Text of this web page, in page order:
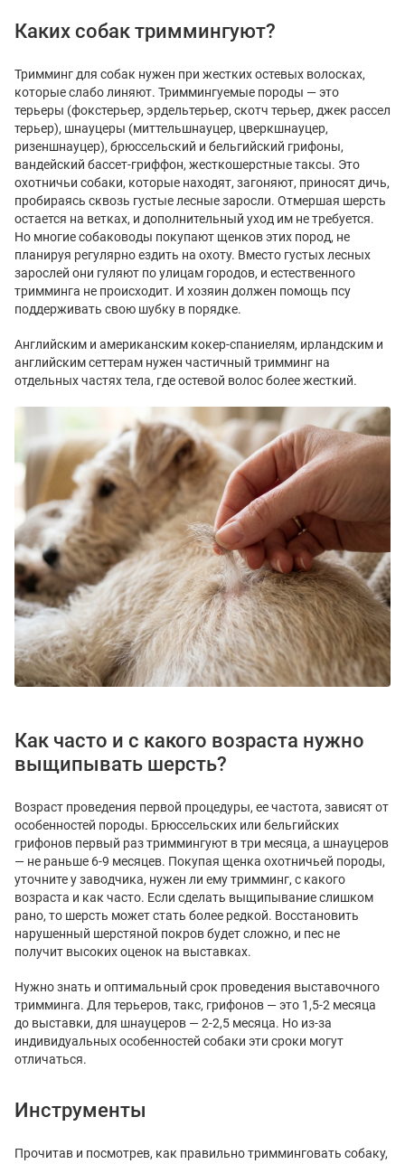
Каких собак триммингуют?
Тримминг для собак нужен при жестких остевых волосках,
которые слабо линяют. Триммингуемые породы — это
терьеры (фокстерьер, эрдельтерьер, скотч терьер, джек рассел
терьер), шнауцеры (миттельшнауцер, цверкшнауцер,
ризеншнауцер), брюссельский и бельгийский грифоны,
вандейский бассет-гриффон, жесткошерстные таксы. Это
охотничьи собаки, которые находят, загоняют, приносят дичь,
пробираясь сквозь густые лесные заросли. Отмершая шерсть
остается на ветках, и дополнительный уход им не требуется.
Но многие собаководы покупают щенков этих пород, не
планируя регулярно ездить на охоту. Вместо густых лесных
зарослей они гуляют по улицам городов, и естественного
тримминга не происходит. И хозяин должен помощь псу
поддерживать свою шубку в порядке.
Английским и американским кокер-спаниелям, ирландским и
английским сеттерам нужен частичный тримминг на
отдельных частях тела, где остевой волос более жесткий.
Как часто и с какого возраста нужно
выщипывать шерсть?
Возраст проведения первой процедуры, ее частота, зависят от
особенностей породы. Брюссельских или бельгийских
грифонов первый раз триммингуют в три месяца, а шнауцеров
— не раньше 6-9 месяцев. Покупая щенка охотничьей породы,
уточните у заводчика, нужен ли ему тримминг, с какого
возраста и как часто. Если сделать выщипывание слишком
рано, то шерсть может стать более редкой. Восстановить
нарушенный шерстяной покров будет сложно, и пес не
получит высоких оценок на выставках.
Нужно знать и оптимальный срок проведения выставочного
тримминга. Для терьеров, такс, грифонов — это 1,5-2 месяца
до выставки, для шнауцеров — 2-2,5 месяца. Но из-за
индивидуальных особенностей собаки эти сроки могут
отличаться.
Инструменты
Прочитав и посмотрев, как правильно тримминговать собаку,